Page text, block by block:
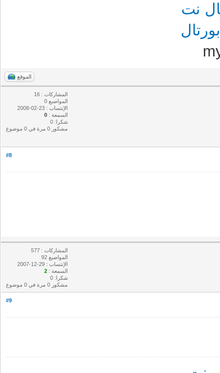
نت
الموقع
المشاركات : 16
المواضيع 0
الإنتساب : 23-02-2008
السمعة :0
شكرا: 0
مشكور 0 مرة في 0 موضوع
#8
المشاركات : 577
المواضيع 92
الإنتساب : 29-12-2007
السمعة :2
شكرا: 0
مشكور 0 مرة في 0 موضوع
#9